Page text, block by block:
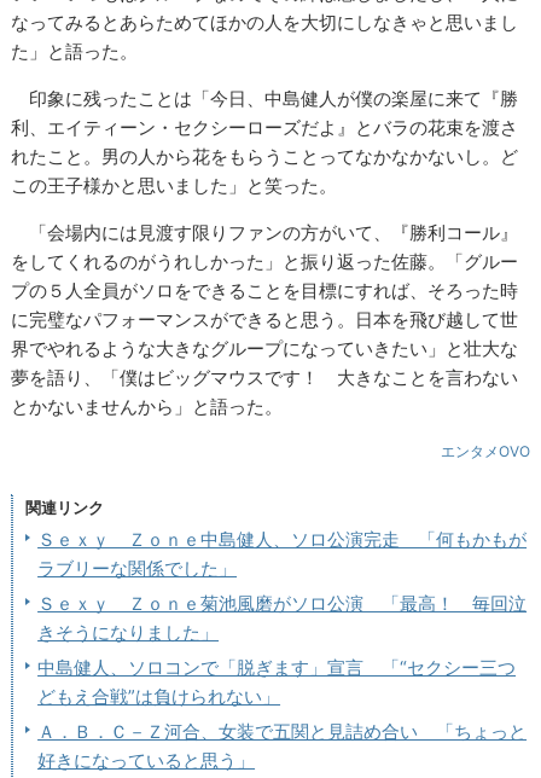
なってみるとあらためてほかの人を大切にしなきゃと思いまし
た」と語った。
印象に残ったことは「今日、中島健人が僕の楽屋に来て『勝
利、エイティーン・セクシーローズだよ』とバラの花束を渡さ
れたこと。男の人から花をもらうことってなかなかないし。ど
この王子様かと思いました」と笑った。
「会場内には見渡す限りファンの方がいて、『勝利コール』
をしてくれるのがうれしかった」と振り返った佐藤。「グルー
プの５人全員がソロをできることを目標にすれば、そろった時
に完璧なパフォーマンスができると思う。日本を飛び越して世
界でやれるような大きなグループになっていきたい」と壮大な
夢を語り、「僕はビッグマウスです！ 大きなことを言わない
とかないませんから」と語った。
エンタメOVO
関連リンク
Ｓｅｘｙ Ｚｏｎｅ中島健人、ソロ公演完走 「何もかもが
ラブリーな関係でした」
Ｓｅｘｙ Ｚｏｎｅ菊池風磨がソロ公演 「最高！ 毎回泣
きそうになりました」
中島健人、ソロコンで「脱ぎます」宣言 「“セクシー三つ
どもえ合戦”は負けられない」
Ａ．Ｂ．Ｃ－Ｚ河合、女装で五関と見詰め合い 「ちょっと
好きになっていると思う」